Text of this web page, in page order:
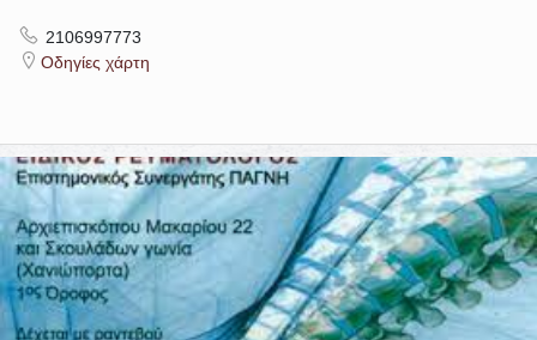
2106997773
Οδηγίες χάρτη